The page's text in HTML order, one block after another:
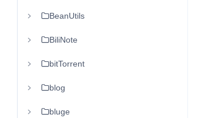
BeanUtils
BiliNote
bitTorrent
blog
bluge